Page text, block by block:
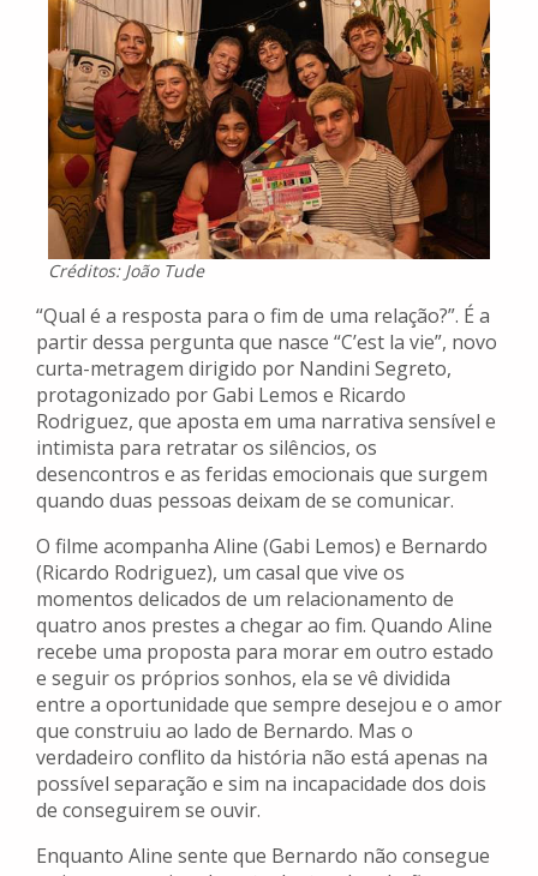
Créditos: João Tude
“Qual é a resposta para o fim de uma relação?”. É a
partir dessa pergunta que nasce “C’est la vie”, novo
curta-metragem dirigido por Nandini Segreto,
protagonizado por Gabi Lemos e Ricardo
Rodriguez, que aposta em uma narrativa sensível e
intimista para retratar os silêncios, os
desencontros e as feridas emocionais que surgem
quando duas pessoas deixam de se comunicar.
O filme acompanha Aline (Gabi Lemos) e Bernardo
(Ricardo Rodriguez), um casal que vive os
momentos delicados de um relacionamento de
quatro anos prestes a chegar ao fim. Quando Aline
recebe uma proposta para morar em outro estado
e seguir os próprios sonhos, ela se vê dividida
entre a oportunidade que sempre desejou e o amor
que construiu ao lado de Bernardo. Mas o
verdadeiro conflito da história não está apenas na
possível separação e sim na incapacidade dos dois
de conseguirem se ouvir.
Enquanto Aline sente que Bernardo não consegue